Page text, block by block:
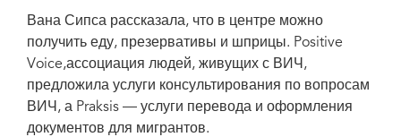
Вана Сипса рассказала, что в центре можно
получить еду, презервативы и шприцы. Positive
Voice,ассоциация людей, живущих с ВИЧ,
предложила услуги консультирования по вопросам
ВИЧ, а Praksis — услуги перевода и оформления
документов для мигрантов.